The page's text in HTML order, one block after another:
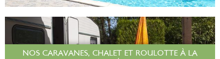
NOS CARAVANES, CHALET ET ROULOTTE À LA